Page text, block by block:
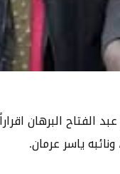
البرهان
ياسر عرمان.